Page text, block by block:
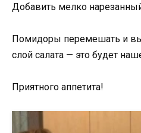
Добавить мелко
Помидоры перемешать и
слой салата — это будет
Приятного аппетита!